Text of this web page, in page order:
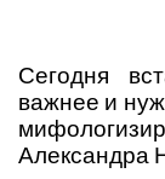
Сегодня
важнее и
Александра